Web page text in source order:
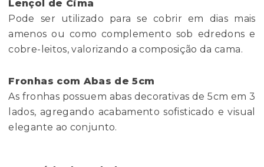
Lençol de Cima
Pode ser utilizado para se cobrir em dias mais
amenos ou como complemento sob edredons e
cobre-leitos, valorizando a composição da cama.
Fronhas com Abas de 5cm
As fronhas possuem abas decorativas de 5cm em 3
lados, agregando acabamento sofisticado e visual
elegante ao conjunto.